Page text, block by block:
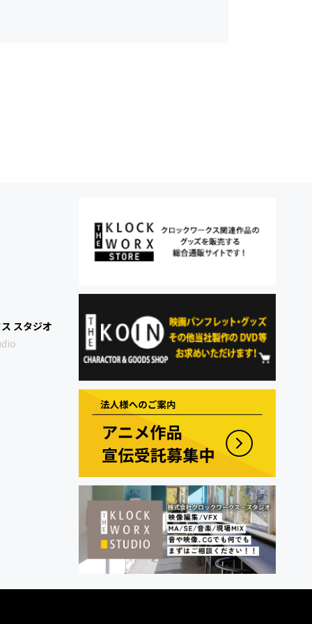
スタジオ